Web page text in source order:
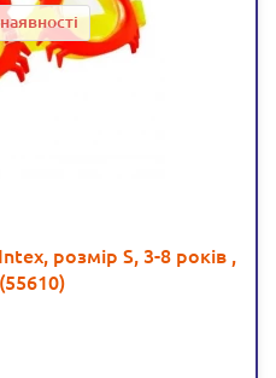
розмір S, 3-8 років ,